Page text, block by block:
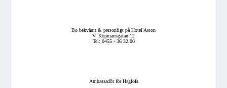
Bo bekvämt & personligt på Hotel Aston
V. Köpmansgatan 12
Tel: 0455 - 36 32 00
Ambassadör för Haglöfs